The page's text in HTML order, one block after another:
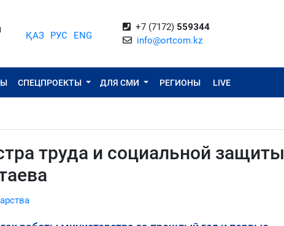
ҚАЗ РУС ENG
+7 (7172) 559344
info@ortcom.kz
СПЕЦПРОЕКТЫ ДЛЯ СМИ РЕГИОНЫ LIVE
труда и социальной защиты